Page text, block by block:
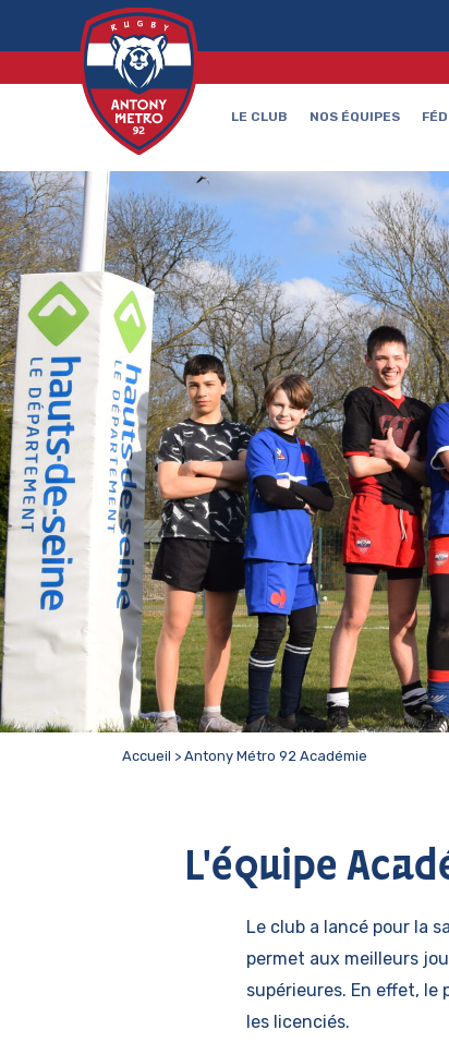
LE CLUB NOS ÉQUIPES
Accueil > Antony Métro 92 Académie
L'équipe
Le club a lancé pour la
permet aux meilleurs
supérieures. En effet, le
les licenciés.